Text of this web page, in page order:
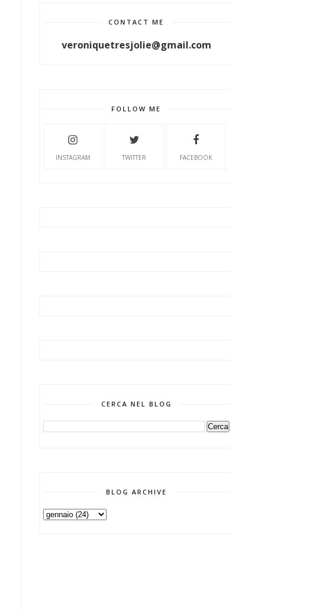
CONTACT ME
veroniquetresjolie@gmail.com
FOLLOW ME
INSTAGRAM TWITTER FACEBOOK
CERCA NEL BLOG
BLOG ARCHIVE